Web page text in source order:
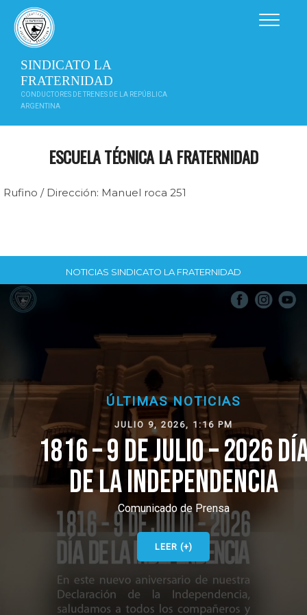
contenido
SINDICATO LA
FRATERNIDAD
CONDUCTORES DE TRENES DE LA REPÚBLICA
ARGENTINA
ESCUELA TÉCNICA LA FRATERNIDAD
Rufino / Dirección: Manuel roca 251
NOTICIAS SINDICATO LA FRATERNIDAD
ÚLTIMAS NOTICIAS
JULIO 9, 2026, 1:16 PM
1816 – 9 DE JULIO – 2026 DÍA
DE LA INDEPENDENCIA
Comunicado de Prensa
LEER (+)